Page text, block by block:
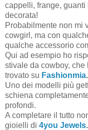
cappelli, frange,
decorata!
Probabilmente non mi
cowgirl, ma con
qualche accessorio
Qui ad esempio ho
stivale da cowboy,
trovato su Fashionmia.
Uno dei modelli più
schiena
profondi.
A completare il tutto
gioielli di 4you Jewels.